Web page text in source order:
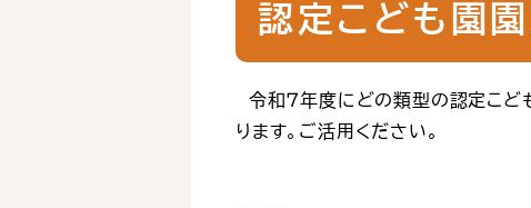
認定こども園
令和７年度にどの類型の認定こど
ります。ご活用ください。